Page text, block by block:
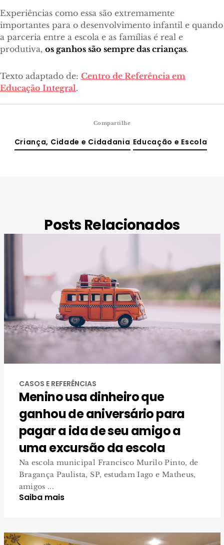
Experiências como essa são extremamente
importantes para o desenvolvimento infantil e quando
a parceria entre a escola e as famílias é real e
produtiva, os ganhos são sempre das crianças.
Texto adaptado de: Centro de Referência em
Educação Integral.
Compartilhe
Criança, Cidade e Cidadania Educação e Escola
Posts Relacionados
CASOS E REFERÊNCIAS
Menino usa dinheiro que
ganhou de aniversário para
pagar a ida de seu amigo a
uma excursão da escola
Na escola municipal Francisco Murilo Pinto, de
Bragança Paulista, SP, estudam Iago e Matheus,
amigos ...
Saiba mais